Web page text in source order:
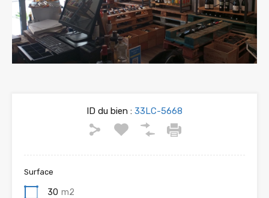
ID du bien : 33LC-5668
Surface
30 m2